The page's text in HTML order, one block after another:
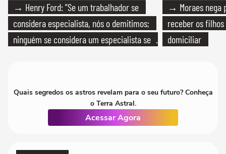
→ Henry Ford: "Se um trabalhador se
considera especialista, nós o demitimos;
ninguém se considera um especialista se
→ Moraes nega
receber os filhos
domiciliar
Quais segredos os astros revelam para o seu futuro? Conheça
o Terra Astral.
Acessar Agora